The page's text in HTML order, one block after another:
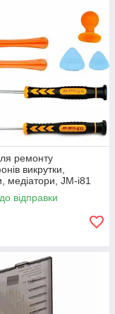
ремонту
викрутки,
медіатори, JM-i81
відправки